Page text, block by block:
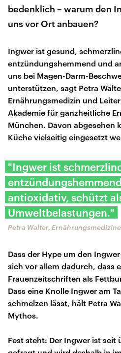
bedenklich – warum den
uns vor Ort anbauen?
Ingwer ist gesund,
entzündungshemmend und
uns bei Magen-Darm-
unterstützen, sagt Petra
Ernährungsmedizin und
Akademie für ganzheitliche
München. Davon abgesehen
Küche vielseitig eingesetzt
"Ingwer ist
antioxidativ, schützt
Umweltbelastungen."
Petra Walter,
Dass der Hype um den
sich vor allem dadurch, dass
Frauenzeitschriften als
Dass eine Knolle Ingwer am
schmelzen lässt, hält Petra
Mythos.
Fest steht: Der Ingwer ist seit